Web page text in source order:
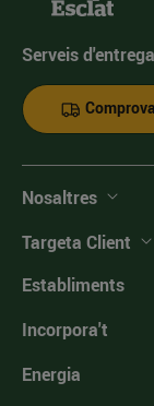
Serveis
Nosaltres
Targeta Client
Establiments
Incorpora't
Energia